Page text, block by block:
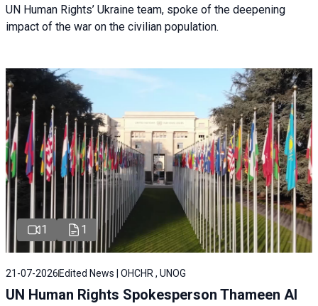
UN Human Rights’ Ukraine team, spoke of the deepening
impact of the war on the civilian population.
1 1
21-07-2026 Edited News | OHCHR , UNOG
UN Human Rights Spokesperson Thameen Al